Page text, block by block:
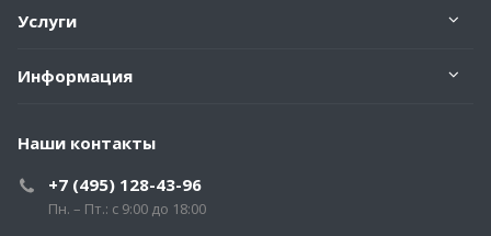
Услуги
Информация
Наши контакты
+7 (495) 128-43-96
Пн. – Пт.: с 9:00 до 18:00